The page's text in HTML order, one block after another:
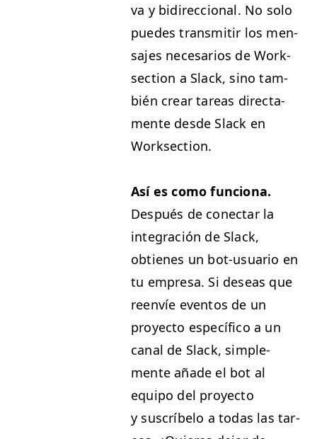
va y bidi­rec­cional. No solo
puedes trans­mi­tir los men­
sajes nece­sar­ios de Work­
sec­tion a Slack, sino tam­
bién crear tar­eas direc­ta­
mente des­de Slack en
Worksection.
Así es como fun­ciona.
Después de conec­tar la
inte­gración de Slack,
obtienes un bot-usuario en
tu empre­sa. Si deseas que
reen­víe even­tos de un
proyec­to especí­fi­co a un
canal de Slack, sim­ple­
mente añade el bot al
equipo del proyec­to
y suscrí­be­lo a todas las tar­